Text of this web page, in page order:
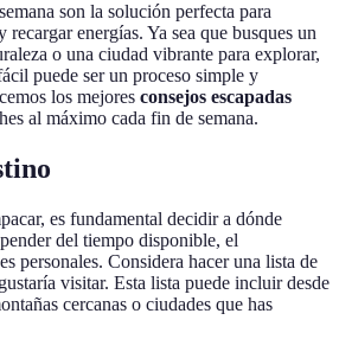
son la solución perfecta para
recargar energías. Ya sea que busques un
o una ciudad vibrante para explorar,
puede ser un proceso simple y
los mejores consejos escapadas
al máximo cada fin de semana.
es fundamental decidir a dónde
del tiempo disponible, el
personales. Considera hacer una lista de
visitar. Esta lista puede incluir desde
cercanas o ciudades que has